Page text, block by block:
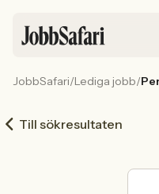
Arbetsliv och karriär
För arbetsgivare
JobbSafari/Lediga jobb/
Till sökresultaten